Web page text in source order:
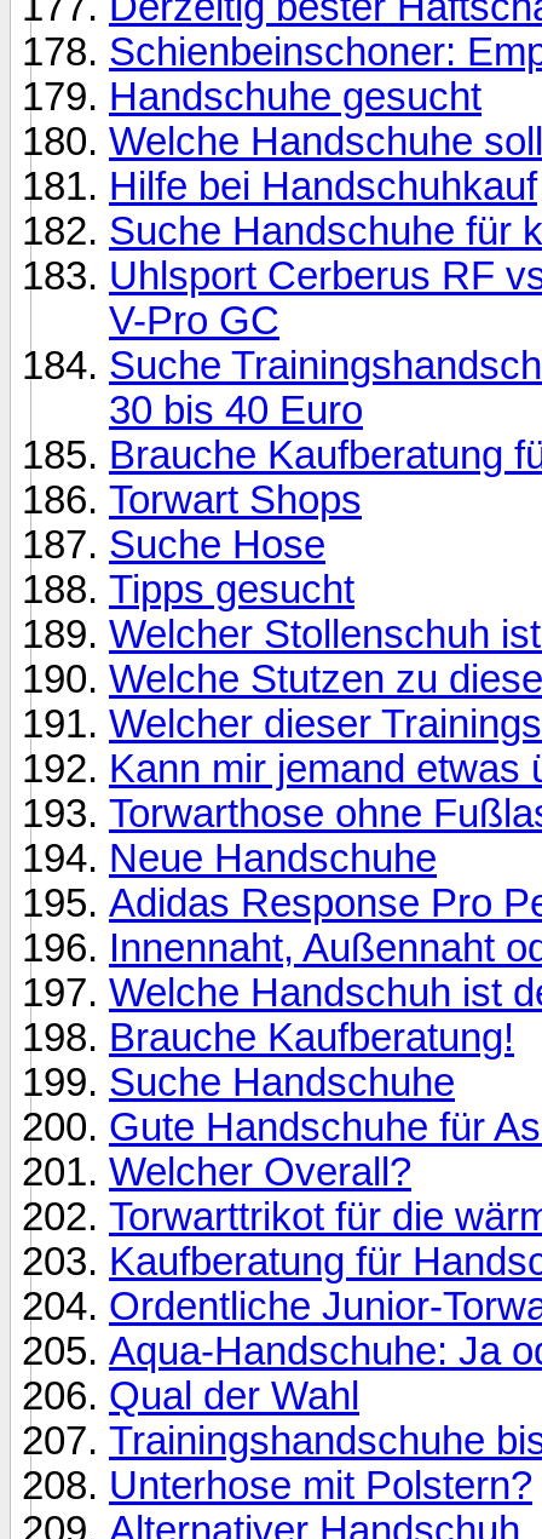
Schienbeinschoner:
Handschuhe gesucht
Welche Handschuhe
Hilfe bei Handschuhkauf
Suche Handschuhe für
Uhlsport Cerberus RF
V-Pro GC
Suche
30 bis 40 Euro
Brauche Kaufberatung
Torwart Shops
Suche Hose
Tipps gesucht
Welcher Stollenschuh
Welche Stutzen zu
Welcher dieser
Kann mir jemand etwas
Torwarthose ohne
Neue Handschuhe
Adidas Response Pro
Innennaht, Außennaht
Welche Handschuh ist
Brauche Kaufberatung!
Suche Handschuhe
Gute Handschuhe für
Welcher Overall?
Torwarttrikot für die
Kaufberatung für
Ordentliche Junior-
Aqua-Handschuhe: Ja
Qual der Wahl
Trainingshandschuhe
Unterhose mit Polstern?
Alternativer Handschuh